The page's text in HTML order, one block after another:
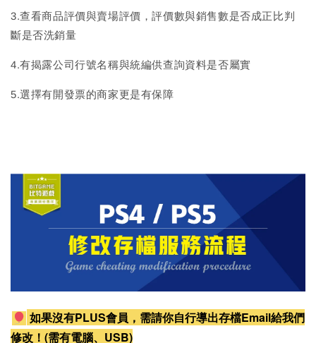
3.查看商品評價與賣場評價，評價數與銷售數是否成正比判
斷是否洗銷量
4.有揭露公司行號名稱與統編供查詢資料是否屬實
5.選擇有開發票的商家更是有保障
如果沒有PLUS會員，需請你自行導出存檔Email給我們
修改！(需有電腦、USB)